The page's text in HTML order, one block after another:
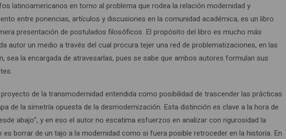
latinoamericanos en torno al problema que rodea la relación modernidad y
entre ponencias, artículos y discusiones en la comunidad académica, es un libro
presentación de postulados filosóficos. El propósito del libro es mucho más
autor un medio a través del cual procura tejer una red de problematizaciones, en las
sea la encargada de atravesarlas, pues se sabe que ambos autores formulan sus
de la transmodernidad entendida como posibilidad de trascender las prácticas
de la simetría opuesta de la desmodernización. Esta distinción es clave a la hora de
abajo”, y en eso el autor no escatima esfuerzos en analizar con rigurosidad la
borrar de un tajo a la modernidad como si fuera posible retroceder en la historia. En